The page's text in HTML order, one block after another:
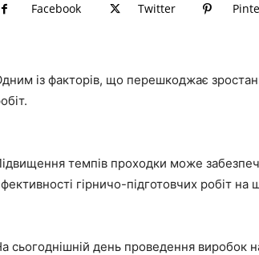
Facebook Twitter
із факторів, що перешкоджає
темпів проходки може
гірничо-підготовчих робіт
сьогоднішній день проведення виробок